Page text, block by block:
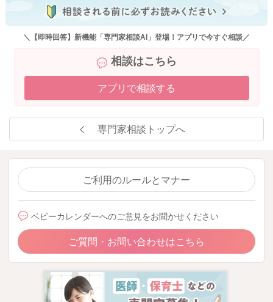
＼【即時回答】新機能「専門家相談AI」登場！アプリで今すぐ相談／
相談はこちら
アプリで相談する
専門家相談トップへ
ご利用のルールとマナー
ベビーカレンダーへのご意見をお聞かせください
ご質問・お問い合わせはこちら